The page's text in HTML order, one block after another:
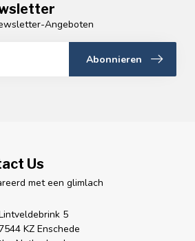
Angeboten
Abonnieren
Us
met een glimlach
5
7544 KZ Enschede